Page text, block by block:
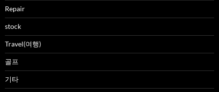
Repair
stock
Travel(여행)
골프
기타